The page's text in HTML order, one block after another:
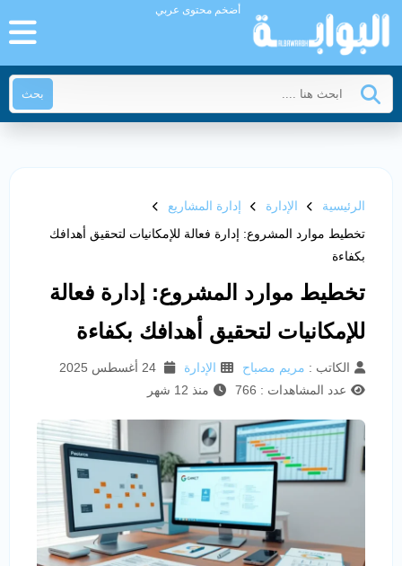
أضخم محتوى عربي
بحث
الرئيسية الإدارة
إدارة المشاريع
تخطيط موارد المشروع: إدارة فعالة للإمكانيات لتحقيق أهدافك
بكفاءة
تخطيط موارد المشروع: إدارة فعالة
للإمكانيات لتحقيق أهدافك بكفاءة
الكاتب : مريم مصباح الإدارة
عدد المشاهدات : 766
منذ 12 شهر